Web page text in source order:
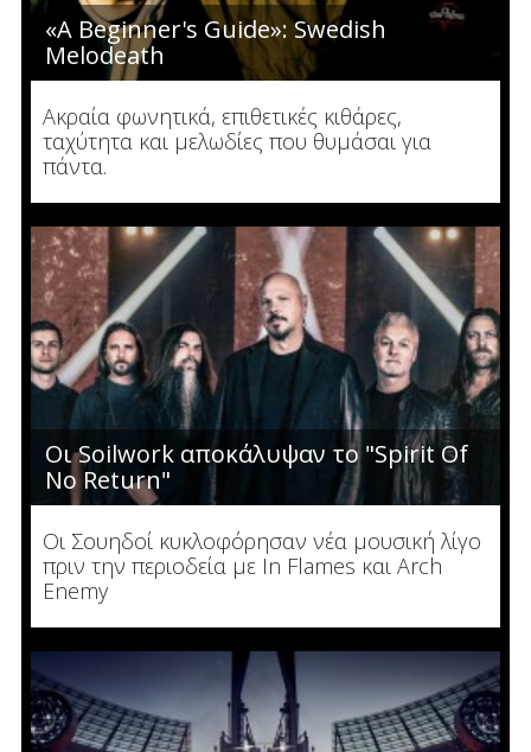
«A Beginner's Guide»: Swedish
Melodeath
Ακραία φωνητικά, επιθετικές κιθάρες,
ταχύτητα και μελωδίες που θυμάσαι για
πάντα.
Οι Soilwork αποκάλυψαν το "Spirit Of
No Return"
Οι Σουηδοί κυκλοφόρησαν νέα μουσική λίγο
πριν την περιοδεία με In Flames και Arch
Enemy